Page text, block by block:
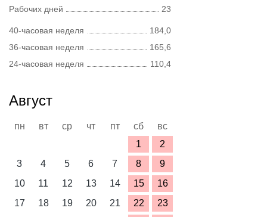
Рабочих дней
23
40-часовая неделя
184,0
36-часовая неделя
165,6
24-часовая неделя
110,4
Август
пн вт ср чт пт сб
вс
1
2
3
4 5 6 7 8
9
10
11 12 13 14 15
16
17
18 19 20 21 22
23